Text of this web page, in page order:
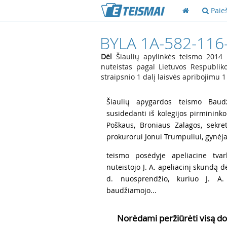
BYLA 1A-582-
Dėl Šiaulių apylinkės teismo
nuteistas pagal Lietuvos
straipsnio 1 dalį laisvės apribojimu
Šiaulių apygardos teismo
susidedanti iš kolegijos
Poškaus, Broniaus Zalagos,
prokurorui Jonui Trumpuliui,
teismo posėdyje apeliacine
nuteistojo J. A. apeliacinį skundą
d. nuosprendžio, kuriuo J. A.
baudžiamojo...
Norėdami peržiūrėti visą